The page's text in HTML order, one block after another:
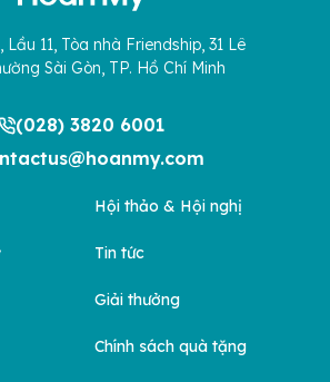
Lầu 11, Tòa nhà Friendship, 31 Lê
Sài Gòn, TP. Hồ Chí Minh
(028) 3820 6001
Hội thảo & Hội nghị
Tin tức
Giải thưởng
Chính sách quà tặng